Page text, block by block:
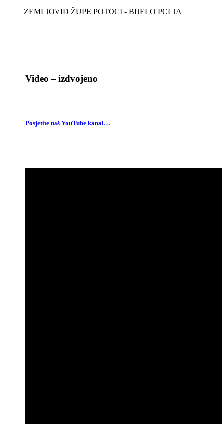
ZEMLJOVID ŽUPE POTOCI - BIJELO POLJA
Video – izdvojeno
Posjetite naš YouTube kanal…